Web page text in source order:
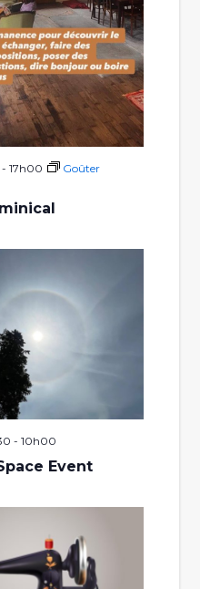
- 17h00
Goûter
Event
- 10h00